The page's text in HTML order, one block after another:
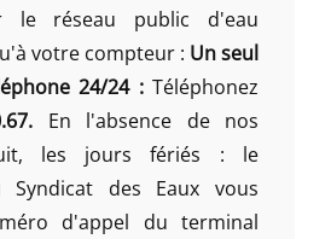
le réseau public d'eau
votre compteur : Un seul
24/24 :Téléphonez
En l'absence de nos
les jours fériés : le
Syndicat des Eaux vous
d'appel du terminal